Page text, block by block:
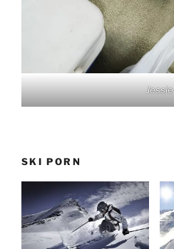
Jessie
SKI PORN